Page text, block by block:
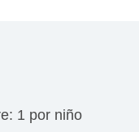
1 por niño